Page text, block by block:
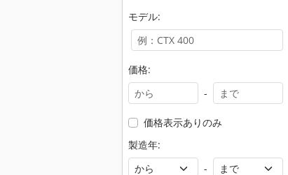
モデル:
価格:
-
価格表示ありのみ
製造年:
-